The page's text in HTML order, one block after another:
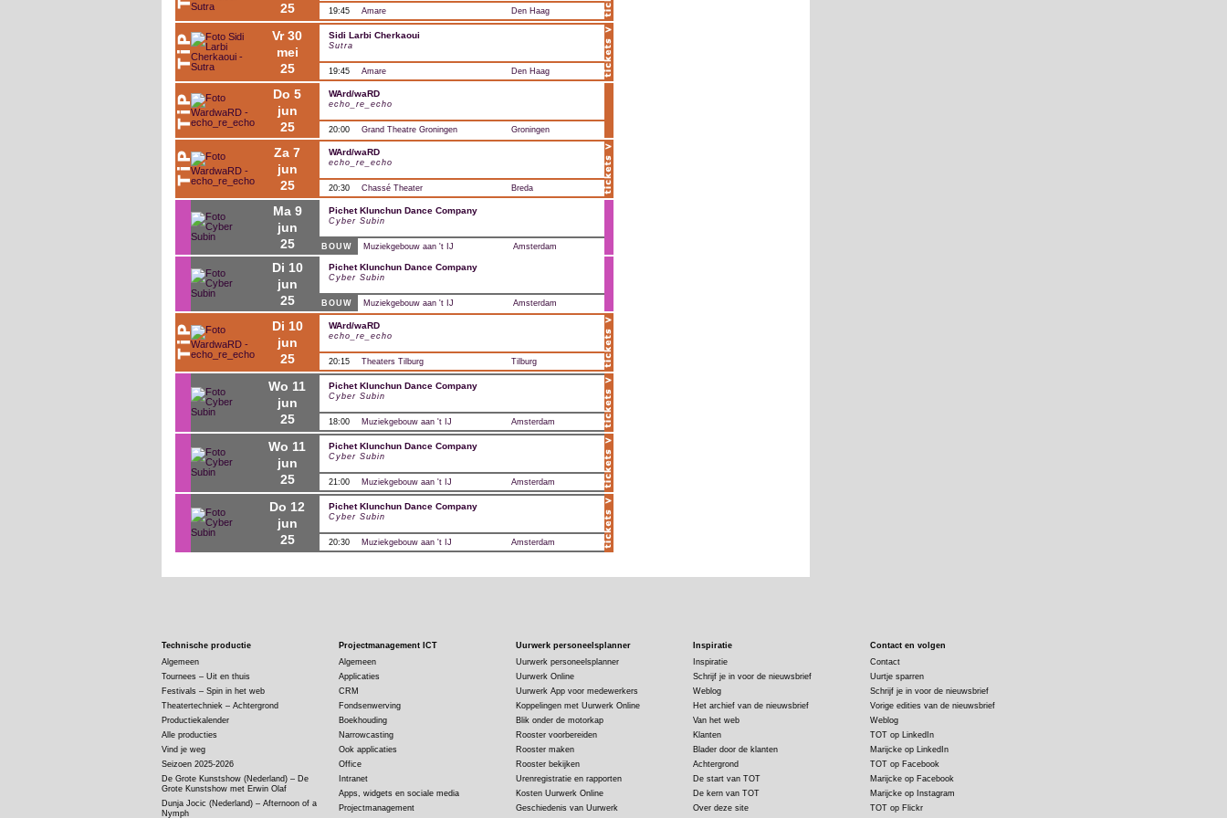
25
19:45 Amare Den Haag
vr 30
mei
25
Sidi Larbi Cherkaoui
Sutra
19:45 Amare Den Haag
do 5
jun
25
WArd/waRD
echo_re_echo
20:00 Grand Theatre Groningen Groningen
za 7
jun
25
WArd/waRD
echo_re_echo
20:30 Chassé Theater Breda
ma 9
jun
25
Pichet Klunchun Dance Company
Cyber Subin
BOUW Muziekgebouw aan 't IJ Amsterdam
di 10
jun
25
Pichet Klunchun Dance Company
Cyber Subin
BOUW Muziekgebouw aan 't IJ Amsterdam
di 10
jun
25
WArd/waRD
echo_re_echo
20:15 Theaters Tilburg Tilburg
wo 11
jun
25
Pichet Klunchun Dance Company
Cyber Subin
18:00 Muziekgebouw aan 't IJ Amsterdam
wo 11
jun
25
Pichet Klunchun Dance Company
Cyber Subin
21:00 Muziekgebouw aan 't IJ Amsterdam
do 12
jun
25
Pichet Klunchun Dance Company
Cyber Subin
20:30 Muziekgebouw aan 't IJ Amsterdam
Technische productie
Algemeen
Tournees – Uit en thuis
Festivals – Spin in het web
Theatertechniek – Achtergrond
Productiekalender
Alle producties
Vind je weg
Seizoen 2025-2026
De Grote Kunstshow (Nederland) – De
Grote Kunstshow met Erwin Olaf
Dunja Jocic (Nederland) – Afternoon of a
Nymph
Projectmanagement ICT
Algemeen
Applicaties
CRM
Fondsenwerving
Boekhouding
Narrowcasting
Ook applicaties
Office
Intranet
Apps, widgets en sociale media
Projectmanagement
Uurwerk personeelsplanner
Uurwerk personeelsplanner
Uurwerk Online
Uurwerk App voor medewerkers
Koppelingen met Uurwerk Online
Blik onder de motorkap
Rooster voorbereiden
Rooster maken
Rooster bekijken
Urenregistratie en rapporten
Kosten Uurwerk Online
Geschiedenis van Uurwerk
Inspiratie
Inspiratie
Schrijf je in voor de nieuwsbrief
Weblog
Het archief van de nieuwsbrief
Van het web
Klanten
Blader door de klanten
Achtergrond
De start van TOT
De kern van TOT
Over deze site
Contact en volgen
Contact
Uurtje sparren
Schrijf je in voor de nieuwsbrief
Vorige edities van de nieuwsbrief
Weblog
TOT op LinkedIn
Marijcke op LinkedIn
TOT op Facebook
Marijcke op Facebook
Marijcke op Instagram
TOT op Flickr